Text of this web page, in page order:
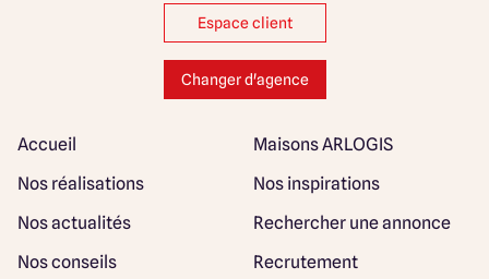
Espace client
Changer d'agence
Accueil
Maisons ARLOGIS
Nos réalisations
Nos inspirations
Nos actualités
Rechercher une annonce
Nos conseils
Recrutement